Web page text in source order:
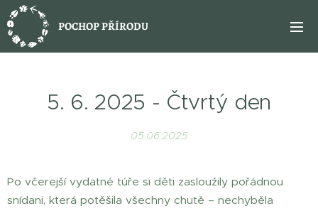
POCHOP PŘÍRODU
5. 6. 2025 - Čtvrtý den
05.06.2025
Po včerejší vydatné túře si děti zasloužily pořádnou
snídani, která potěšila všechny chutě – nechyběla